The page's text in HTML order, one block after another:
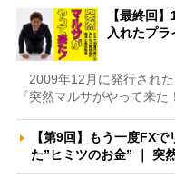
【最終回
入れたプ
2009年12月に発行され
『突然マルサがやって来
【第9回】もう一度FX
た”ヒミツのお金” ｜ 突